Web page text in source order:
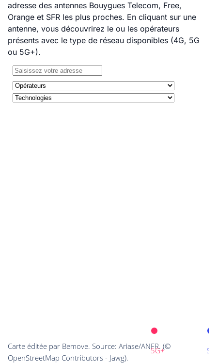
adresse des antennes Bouygues Telecom, Free,
Orange et SFR les plus proches. En cliquant sur une
antenne, vous découvrirez le ou les opérateurs
présents avec le type de réseau disponibles (4G, 5G
ou 5G+).